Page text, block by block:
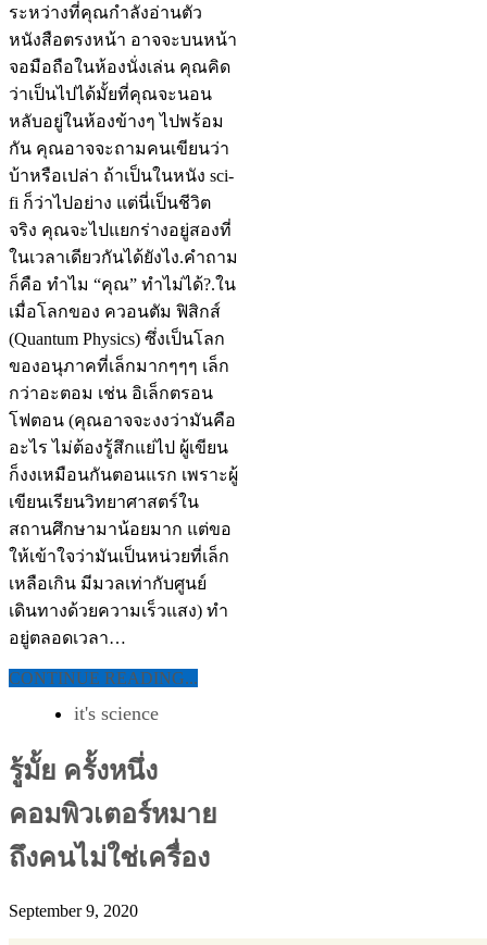
ระหว่างที่คุณกำลังอ่านตัว
หนังสือตรงหน้า อาจจะบนหน้า
จอมือถือในห้องนั่งเล่น คุณคิด
ว่าเป็นไปได้มั้ยที่คุณจะนอน
หลับอยู่ในห้องข้างๆ ไปพร้อม
กัน คุณอาจจะถามคนเขียนว่า
บ้าหรือเปล่า ถ้าเป็นในหนัง sci-
fi ก็ว่าไปอย่าง แต่นี่เป็นชีวิต
จริง คุณจะไปแยกร่างอยู่สองที่
ในเวลาเดียวกันได้ยังไง.คำถาม
ก็คือ ทำไม “คุณ” ทำไม่ได้?.ใน
เมื่อโลกของ ควอนตัม ฟิสิกส์
(Quantum Physics) ซึ่งเป็นโลก
ของอนุภาคที่เล็กมากๆๆๆ เล็ก
กว่าอะตอม เช่น อิเล็กตรอน
โฟตอน (คุณอาจจะงงว่ามันคือ
อะไร ไม่ต้องรู้สึกแย่ไป ผู้เขียน
ก็งงเหมือนกันตอนแรก เพราะผู้
เขียนเรียนวิทยาศาสตร์ใน
สถานศึกษามาน้อยมาก แต่ขอ
ให้เข้าใจว่ามันเป็นหน่วยที่เล็ก
เหลือเกิน มีมวลเท่ากับศูนย์
เดินทางด้วยความเร็วแสง) ทำ
อยู่ตลอดเวลา…
CONTINUE READING...
it's science
รู้มั้ย ครั้งหนึ่ง
คอมพิวเตอร์หมาย
ถึงคนไม่ใช่เครื่อง
September 9, 2020